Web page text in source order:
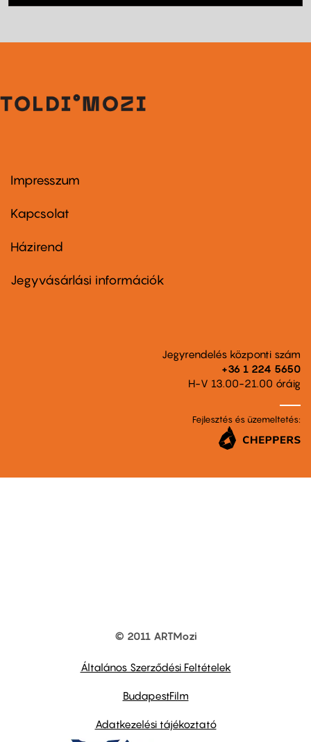
Footer
first
Impresszum
Kapcsolat
Footer
second
Házirend
Jegyvásárlási információk
Jegyrendelés központi szám
+36 1 224 5650
H-V 13.00-21.00 óráig
Fejlesztés és üzemeltetés:
© 2011 ARTMozi
Általános Szerződési Feltételek
BudapestFilm
Adatkezelési tájékoztató